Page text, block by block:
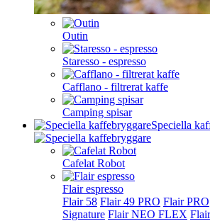
Outin
Staresso - espresso
Cafflano - filtrerat kaffe
Camping spisar
Speciella
Cafelat Robot
Flair espresso
Flair 58 Flair 49 PRO Flair PRO
Signature Flair NEO FLEX